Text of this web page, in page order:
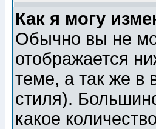
Как я могу
Обычно вы не
отображается
теме, а так же в
стиля).
какое